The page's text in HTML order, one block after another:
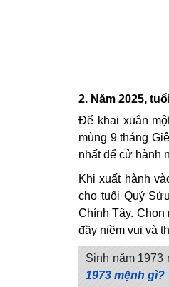
2. Năm 2025,
Để khai xuân
mùng 9 tháng
nhất để cử hành
Khi xuất hành
cho tuổi Quý
Chính Tây.
đầy niềm vui và
Sinh năm
1973 mệnh gì?